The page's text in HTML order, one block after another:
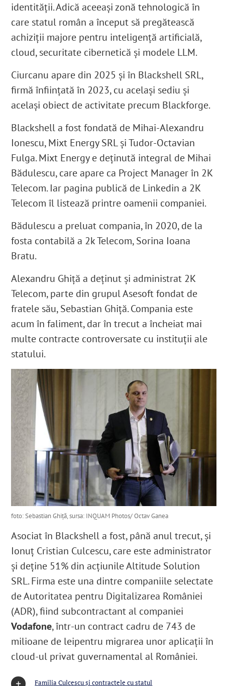
identității.Adică aceeași zonă tehnologică în
care statul român a început să pregătească
achiziții majore pentru inteligență artificială,
cloud, securitate cibernetică și modele LLM.
Ciurcanu apare din 2025 și în Blackshell SRL,
firmă înființată în 2023, cu același sediu și
același obiect de activitate precum Blackforge.
Blackshella fost fondată de Mihai-Alexandru
Ionescu, Mixt Energy SRL și Tudor-Octavian
Fulga. Mixt Energy e deținută integral de Mihai
Bădulescu, care apare ca Project Manager în 2K
Telecom. Iar pagina publică de Linkedin a 2K
Telecom îl listează printre oamenii companiei.
Bădulescu a preluat compania, în 2020, de la
fosta contabilă a 2k Telecom, Sorina Ioana
Bratu.
Alexandru Ghiță a deținut și administrat 2K
Telecom, parte din grupul Asesoft fondat de
fratele său, Sebastian Ghiță.Compania este
acum în faliment,dar în trecut a încheiat mai
multe contracte controversate cu instituții ale
statului.
foto: Sebastian Ghiță, sursa: INQUAM Photos/ Octav Ganea
Asociat în Blackshell a fost, până anul trecut, și
Ionuț Cristian Culcescu, care este administrator
și deține 51% din acțiunile Altitude Solution
SRL. Firma este una dintre companiile selectate
de Autoritatea pentru Digitalizarea României
(ADR), fiind subcontractant al companiei
Vodafone, într-un contract cadru de 743 de
milioane de leipentru migrarea unor aplicații în
cloud-ul privat guvernamental al României.
Familia Culcescu și contractele cu statul